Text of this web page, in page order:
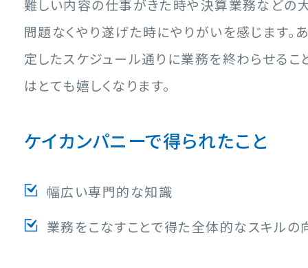
難しい内容の仕事がきた時や決算業務などの
問題なくやり遂げた時にやりがいを感じます。
定したスケジュール通りに業務を終わらせるこ
はとても嬉しくなります。
ケイカンパニーで得られたこと
幅広い専門的な知識
業務をこなすことで得た全体的なスキルの